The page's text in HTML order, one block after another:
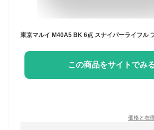
東京マルイ M40A5 BK 6点 スナイパーライフル
この商品をサイトでみ
価格と在